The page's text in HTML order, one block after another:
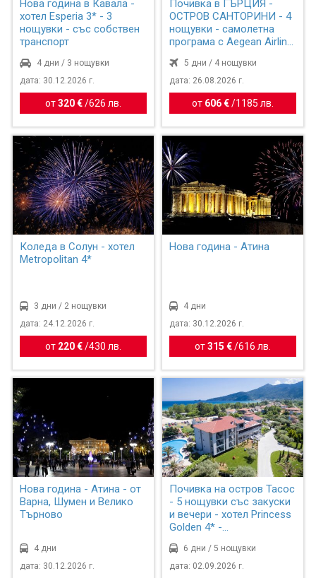
Нова година в Кавала -
хотел Esperia 3* - 3
нощувки - със собствен
транспорт
4 дни / 3 нощувки
дата: 30.12.2026 г.
от320 € /626 лв.
Почивка в ГЪРЦИЯ -
ОСТРОВ САНТОРИНИ - 4
нощувки - самолетна
програма с Aegean Airlin...
5 дни / 4 нощувки
дата: 26.08.2026 г.
от 606 €/ 1185 лв.
Коледа в Солун - хотел
Metropolitan 4*
3 дни / 2 нощувки
дата: 24.12.2026 г.
от 220 € /430 лв.
Нова година - Атина
4 дни
дата: 30.12.2026 г.
от315 €/616 лв.
Нова година - Атина - от
Варна, Шумен и Велико
Търново
4 дни
дата: 30.12.2026 г.
Почивка на остров Тасос
- 5 нощувки със закуски
и вечери - хотел Princess
Golden 4* -...
6 дни / 5 нощувки
дата: 02.09.2026 г.